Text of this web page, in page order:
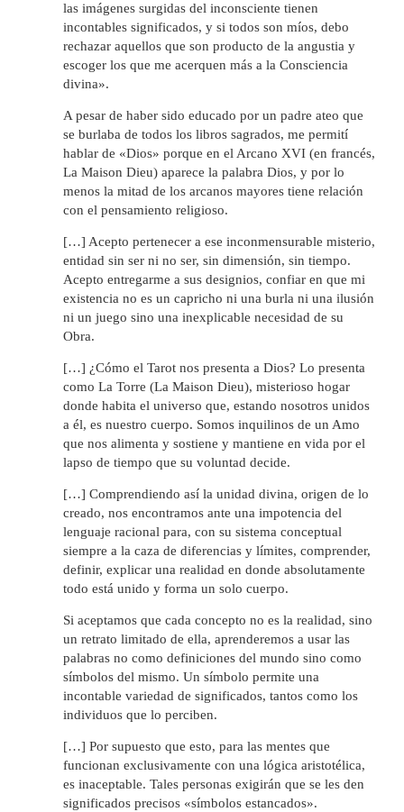
las imágenes surgidas del inconsciente tienen
incontables significados, y si todos son míos, debo
rechazar aquellos que son producto de la angustia y
escoger los que me acerquen más a la Consciencia
divina».
A pesar de haber sido educado por un padre ateo que
se burlaba de todos los libros sagrados, me permití
hablar de «Dios» porque en el Arcano XVI (en francés,
La Maison Dieu) aparece la palabra Dios, y por lo
menos la mitad de los arcanos mayores tiene relación
con el pensamiento religioso.
[…] Acepto pertenecer a ese inconmensurable misterio,
entidad sin ser ni no ser, sin dimensión, sin tiempo.
Acepto entregarme a sus designios, confiar en que mi
existencia no es un capricho ni una burla ni una ilusión
ni un juego sino una inexplicable necesidad de su
Obra.
[…] ¿Cómo el Tarot nos presenta a Dios? Lo presenta
como La Torre (La Maison Dieu), misterioso hogar
donde habita el universo que, estando nosotros unidos
a él, es nuestro cuerpo. Somos inquilinos de un Amo
que nos alimenta y sostiene y mantiene en vida por el
lapso de tiempo que su voluntad decide.
[…] Comprendiendo así la unidad divina, origen de lo
creado, nos encontramos ante una impotencia del
lenguaje racional para, con su sistema conceptual
siempre a la caza de diferencias y límites, comprender,
definir, explicar una realidad en donde absolutamente
todo está unido y forma un solo cuerpo.
Si aceptamos que cada concepto no es la realidad, sino
un retrato limitado de ella, aprenderemos a usar las
palabras no como definiciones del mundo sino como
símbolos del mismo. Un símbolo permite una
incontable variedad de significados, tantos como los
individuos que lo perciben.
[…] Por supuesto que esto, para las mentes que
funcionan exclusivamente con una lógica aristotélica,
es inaceptable. Tales personas exigirán que se les den
significados precisos «símbolos estancados».